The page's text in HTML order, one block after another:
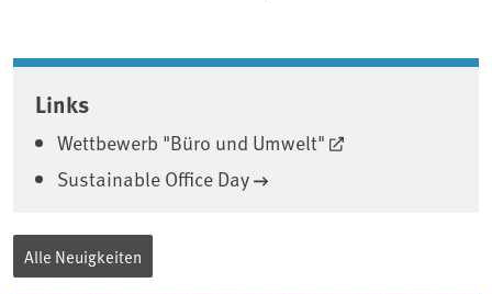
Associated content
Links
Wettbewerb "Büro und Umwelt"
Sustainable Office Day
Alle Neuigkeiten